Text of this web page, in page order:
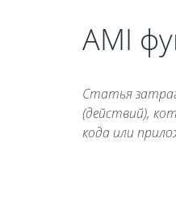
AMI
Статья
(действий),
кода или